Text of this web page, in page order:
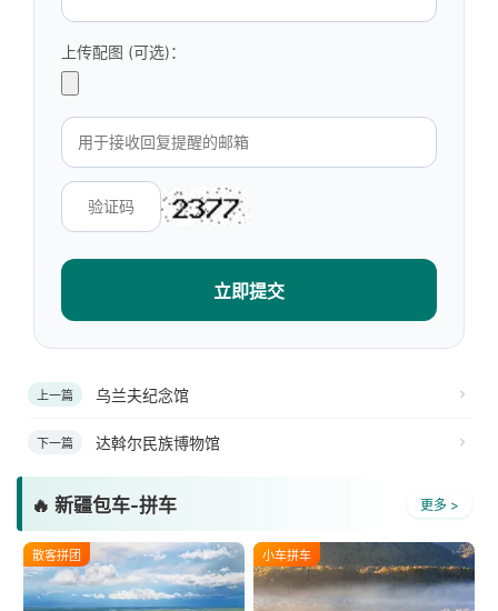
上传配图 (可选)：
立即提交
上一篇 乌兰夫纪念馆
下一篇 达斡尔民族博物馆
🔥 新疆包车-拼车 更多 >
散客拼团 小车拼车